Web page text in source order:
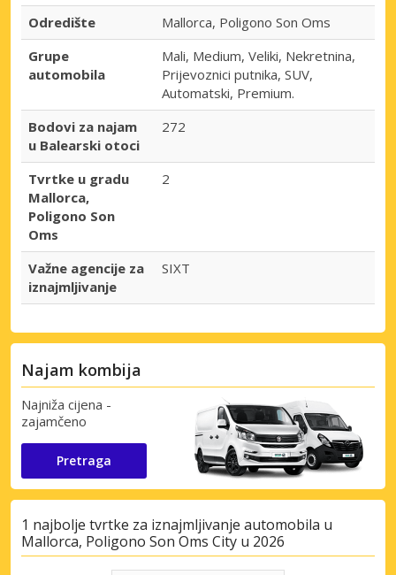
Odredište
Mallorca, Poligono Son Oms
Grupe
automobila
Mali, Medium, Veliki, Nekretnina,
Prijevoznici putnika, SUV,
Automatski, Premium.
Bodovi za najam
u Balearski otoci
272
Tvrtke u gradu
Mallorca,
Poligono Son
Oms
2
Važne agencije za
iznajmljivanje
SIXT
Najam kombija
Najniža cijena -
zajamčeno
Pretraga
1 najbolje tvrtke za iznajmljivanje automobila u
Mallorca, Poligono Son Oms City u 2026